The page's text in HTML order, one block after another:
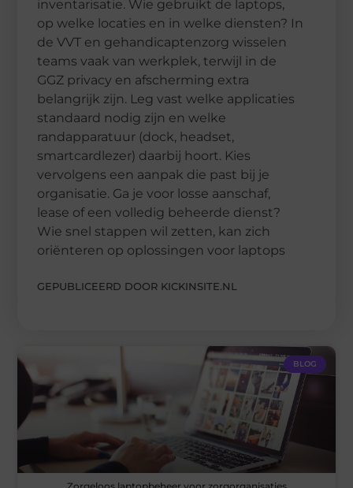
inventarisatie. Wie gebruikt de laptops,
op welke locaties en in welke diensten? In
de VVT en gehandicaptenzorg wisselen
teams vaak van werkplek, terwijl in de
GGZ privacy en afscherming extra
belangrijk zijn. Leg vast welke applicaties
standaard nodig zijn en welke
randapparatuur (dock, headset,
smartcardlezer) daarbij hoort. Kies
vervolgens een aanpak die past bij je
organisatie. Ga je voor losse aanschaf,
lease of een volledig beheerde dienst?
Wie snel stappen wil zetten, kan zich
oriënteren op oplossingen voor laptops
GEPUBLICEERD DOOR KICKINSITE.NL
BLOG